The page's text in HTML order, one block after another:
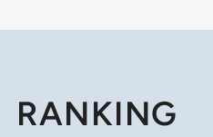
RANKING